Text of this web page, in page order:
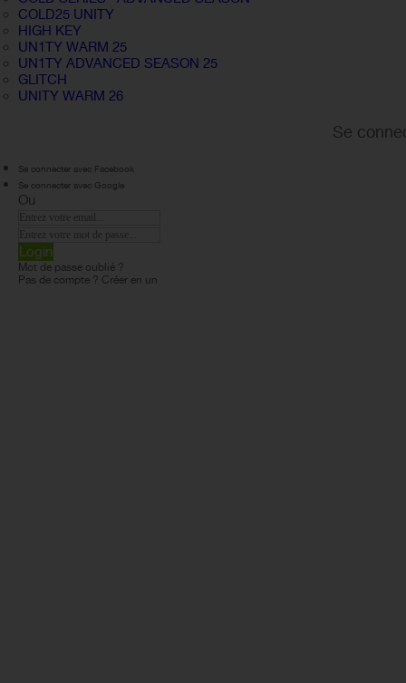
COLD25 UNITY
HIGH KEY
UN1TY WARM 25
UN1TY ADVANCED SEASON 25
GLITCH
UNITY WARM 26
Se
Se connecter avec Facebook
Se connecter avec Google
Ou
Login
Mot de passe oublié ?
Pas de compte ? Créer en un